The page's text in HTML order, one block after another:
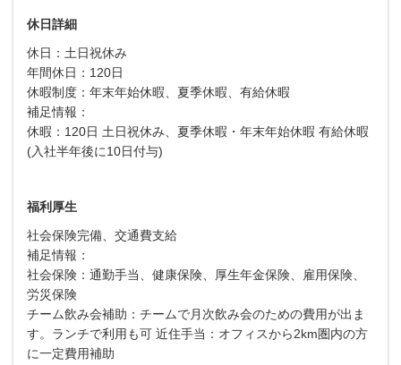
休日詳細
休日：土日祝休み
年間休日：120日
休暇制度：年末年始休暇、夏季休暇、有給休暇
補足情報：
休暇：120日 土日祝休み、夏季休暇・年末年始休暇 有給休暇
(入社半年後に10日付与)
福利厚生
社会保険完備、交通費支給
補足情報：
社会保険：通勤手当、健康保険、厚生年金保険、雇用保険、
労災保険
チーム飲み会補助：チームで月次飲み会のための費用が出ま
す。ランチで利用も可 近住手当：オフィスから2km圏内の方
に一定費用補助